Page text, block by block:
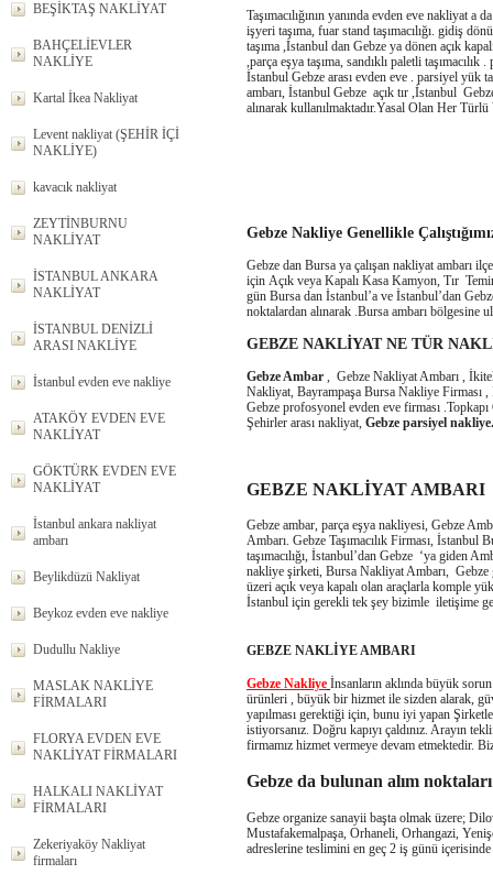
BEŞİKTAŞ NAKLİYAT
BAHÇELİEVLER
NAKLİYE
Kartal İkea Nakliyat
Levent nakliyat (ŞEHİR İÇİ
NAKLİYE)
kavacık nakliyat
ZEYTİNBURNU
NAKLİYAT
İSTANBUL ANKARA
NAKLİYAT
İSTANBUL DENİZLİ
ARASI NAKLİYE
İstanbul evden eve nakliye
ATAKÖY EVDEN EVE
NAKLİYAT
GÖKTÜRK EVDEN EVE
NAKLİYAT
İstanbul ankara nakliyat
ambarı
Beylikdüzü Nakliyat
Beykoz evden eve nakliye
Dudullu Nakliye
MASLAK NAKLİYE
FİRMALARI
FLORYA EVDEN EVE
NAKLİYAT FİRMALARI
HALKALI NAKLİYAT
FİRMALARI
Zekeriyaköy Nakliyat
firmaları
Taşımacılığının yanında evden eve nakliyat
işyeri taşıma, fuar stand taşımacılığı. gidiş
taşıma ,İstanbul dan Gebze ya dönen açık
,parça eşya taşıma, sandıklı paletli
İstanbul Gebze arası evden eve . parsiyel yük
ambarı, İstanbul Gebze açık tır ,İstanbul
alınarak kullanılmaktadır.Yasal Olan Her
Gebze Nakliye Genellikle
Gebze dan Bursa ya çalışan nakliyat ambarı
için Açık veya Kapalı Kasa Kamyon, Tır
gün Bursa dan İstanbul’a ve İstanbul’dan
noktalardan alınarak .Bursa ambarı bölgesine
GEBZE NAKLİYAT NE TÜR
Gebze Ambar , Gebze Nakliyat Ambarı ,
Nakliyat, Bayrampaşa Bursa Nakliye Firması
Gebze profosyonel evden eve firması
Şehirler arası nakliyat, Gebze parsiyel nakliye.
GEBZE NAKLİYAT AMBARI
Gebze ambar, parça eşya nakliyesi, Gebze
Ambarı. Gebze Taşımacılık Firması, İstanbul
taşımacılığı, İstanbul’dan Gebze ‘ya giden
nakliye şirketi, Bursa Nakliyat Ambarı, Gebze
üzeri açık veya kapalı olan araçlarla komple
İstanbul için gerekli tek şey bizimle iletişime
GEBZE NAKLİYE AMBARI
Gebze Nakliye İnsanların aklında büyük
ürünleri , büyük bir hizmet ile sizden alarak,
yapılması gerektiği için, bunu iyi yapan
istiyorsanız. Doğru kapıyı çaldınız. Arayın
firmamız hizmet vermeye devam etmektedir.
Gebze da bulunan alım noktaları
Gebze organize sanayii başta olmak üzere;
Mustafakemalpaşa, Orhaneli, Orhangazi,
adreslerine teslimini en geç 2 iş günü içerisinde